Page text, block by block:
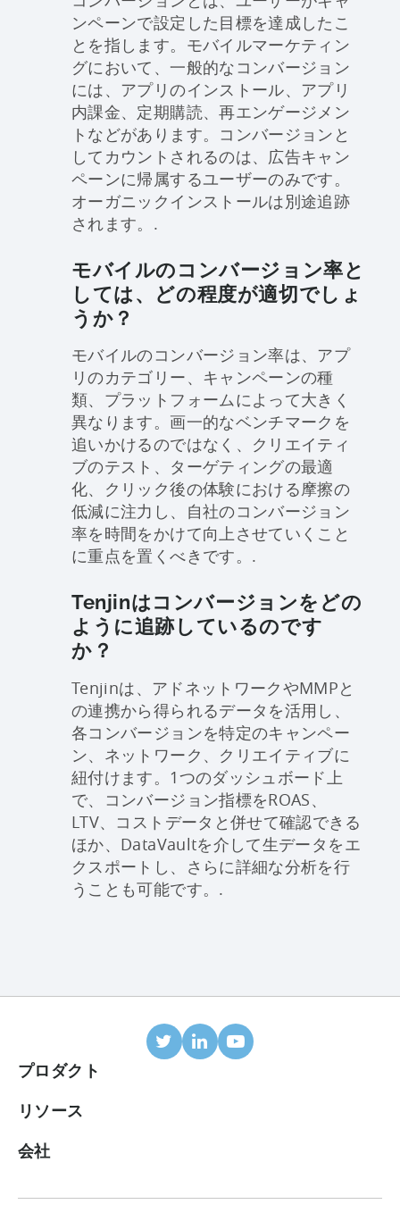
ンペーンで設定した目標を達成したこ
とを指します。モバイルマーケティン
グにおいて、一般的なコンバージョン
には、アプリのインストール、アプリ
内課金、定期購読、再エンゲージメン
トなどがあります。コンバージョンと
してカウントされるのは、広告キャン
ペーンに帰属するユーザーのみです。
オーガニックインストールは別途追跡
されます。.
モバイルのコンバージョン率と
しては、どの程度が適切でしょ
うか？
モバイルのコンバージョン率は、アプ
リのカテゴリー、キャンペーンの種
類、プラットフォームによって大きく
異なります。画一的なベンチマークを
追いかけるのではなく、クリエイティ
ブのテスト、ターゲティングの最適
化、クリック後の体験における摩擦の
低減に注力し、自社のコンバージョン
率を時間をかけて向上させていくこと
に重点を置くべきです。.
Tenjinはコンバージョンをどの
ように追跡しているのです
か？
Tenjinは、アドネットワークやMMPと
の連携から得られるデータを活用し、
各コンバージョンを特定のキャンペー
ン、ネットワーク、クリエイティブに
紐付けます。1つのダッシュボード上
で、コンバージョン指標をROAS、
LTV、コストデータと併せて確認できる
ほか、DataVaultを介して生データをエ
クスポートし、さらに詳細な分析を行
うことも可能です。.
プロダクト
モバイルアトリビューション
連携パートナー
リソース
ブログ
会社